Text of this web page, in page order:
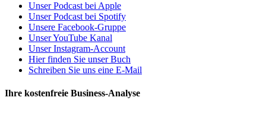
Unser Podcast bei Apple
Unser Podcast bei Spotify
Unsere Facebook-Gruppe
Unser YouTube Kanal
Unser Instagram-Account
Hier finden Sie unser Buch
Schreiben Sie uns eine E-Mail
Ihre kostenfreie Business-Analyse